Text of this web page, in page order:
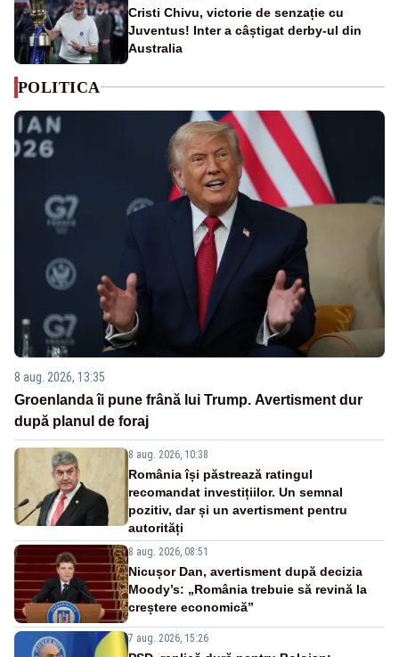
Cristi Chivu, victorie de senzație cu
Juventus! Inter a câștigat derby-ul din
Australia
POLITICA
8 aug. 2026, 13:35
Groenlanda îi pune frână lui Trump. Avertisment dur
după planul de foraj
8 aug. 2026, 10:38
România își păstrează ratingul
recomandat investițiilor. Un semnal
pozitiv, dar și un avertisment pentru
autorități
8 aug. 2026, 08:51
Nicușor Dan, avertisment după decizia
Moody’s: „România trebuie să revină la
creștere economică”
7 aug. 2026, 15:26